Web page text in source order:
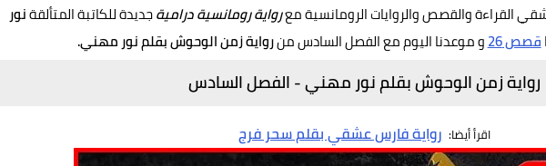
القراءة والقصص والروايات الرومانسية معرواية رومانسية دراميةجديدة للكاتبة المتألقةنور
قصص 26 و موعدنا اليوم مع الفصل السادس منرواية زمن الوحوش بقلم نور مهني.
رواية زمن الوحوش بقلم نور مهني - الفصل السادس
اقرأ أيضا: رواية فارس عشقي بقلم سحر فرج